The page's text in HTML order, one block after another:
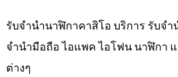
รับจำนำนาฬิกาคาสิโอ บริการ รับจ
จำนำมือถือ ไอแพค ไอโฟน นาฬิกา
ต่างๆ